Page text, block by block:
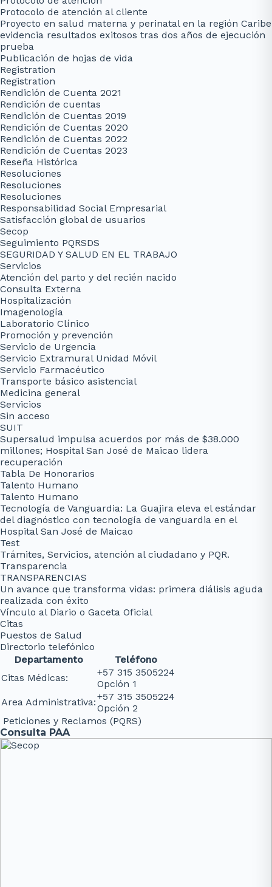
Protocolo de atención al cliente
Proyecto en salud materna y perinatal en la región Caribe
evidencia resultados exitosos tras dos años de ejecución
prueba
Publicación de hojas de vida
Registration
Registration
Rendición de Cuenta 2021
Rendición de cuentas
Rendición de Cuentas 2019
Rendición de Cuentas 2020
Rendición de Cuentas 2022
Rendición de Cuentas 2023
Reseña Histórica
Resoluciones
Resoluciones
Resoluciones
Responsabilidad Social Empresarial
Satisfacción global de usuarios
Secop
Seguimiento PQRSDS
SEGURIDAD Y SALUD EN EL TRABAJO
Servicios
Atención del parto y del recién nacido
Consulta Externa
Hospitalización
Imagenología
Laboratorio Clínico
Promoción y prevención
Servicio de Urgencia
Servicio Extramural Unidad Móvil
Servicio Farmacéutico
Transporte básico asistencial
Medicina general
Servicios
Sin acceso
SUIT
Supersalud impulsa acuerdos por más de $38.000
millones; Hospital San José de Maicao lidera
recuperación
Tabla De Honorarios
Talento Humano
Talento Humano
Tecnología de Vanguardia: La Guajira eleva el estándar
del diagnóstico con tecnología de vanguardia en el
Hospital San José de Maicao
Test
Trámites, Servicios, atención al ciudadano y PQR.
Transparencia
TRANSPARENCIAS
Un avance que transforma vidas: primera diálisis aguda
realizada con éxito
Vínculo al Diario o Gaceta Oficial
Citas
Puestos de Salud
Directorio telefónico
Departamento
Teléfono
Citas Médicas:
+57 315 3505224
Opción 1
Area Administrativa:+57 315 3505224
Opción 2
Peticiones y Reclamos (PQRS)
Consulta PAA